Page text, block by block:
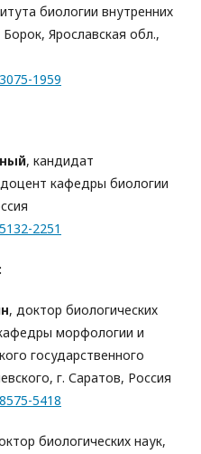
биологии внутренних
Ярославская обл.,
1959
, кандидат
кафедры биологии
2251
, доктор биологических
морфологии и
государственного
г. Саратов, Россия
5418
биологических наук,